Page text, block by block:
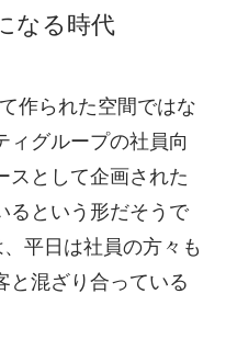
なる時代
作られた空間ではな
ィグループの社員向
スとして企画された
るという形だそうで
平日は社員の方々も
と混ざり合っている